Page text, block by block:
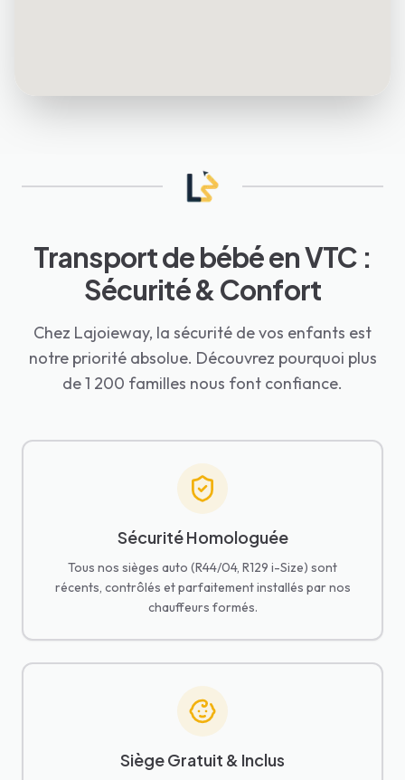
Transport de bébé en VTC :
Sécurité & Confort
Chez Lajoieway, la sécurité de vos enfants est
notre priorité absolue. Découvrez pourquoi plus
de 1 200 familles nous font confiance.
Sécurité Homologuée
Tous nos sièges auto (R44/04, R129 i-Size) sont
récents, contrôlés et parfaitement installés par nos
chauffeurs formés.
Siège Gratuit & Inclus